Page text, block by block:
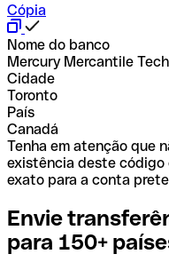
Cópia
Nome do banco
Mercury Mercantile
Cidade
Toronto
País
Canadá
Tenha em atenção que
existência deste código
exato para a conta
Envie
para 150+